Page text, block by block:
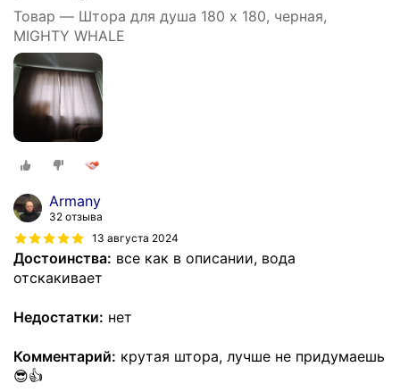
Товар — Штора для душа 180 x 180, черная,
MIGHTY WHALE
Armany
32 отзыва
13 августа 2024
Достоинства: все как в описании, вода
отскакивает
Недостатки: нет
Комментарий: крутая штора, лучше не придумаешь
😎👍